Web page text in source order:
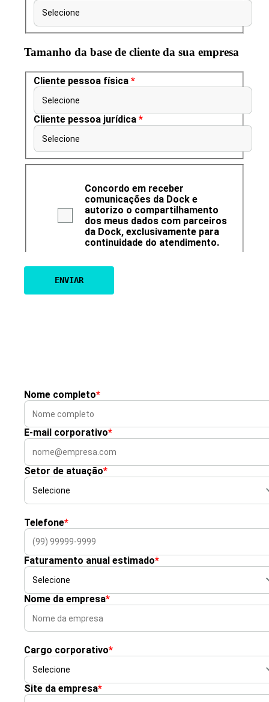
Selecione
Tamanho da base de cliente da sua empresa
Cliente pessoa física *
Selecione
Cliente pessoa jurídica *
Selecione
Concordo em receber
comunicações da Dock e
autorizo o compartilhamento
dos meus dados com parceiros
da Dock, exclusivamente para
continuidade do atendimento.
Nome completo*
E-mail corporativo*
Setor de atuação*
Telefone*
Faturamento anual estimado*
Nome da empresa*
Cargo corporativo*
Site da empresa*